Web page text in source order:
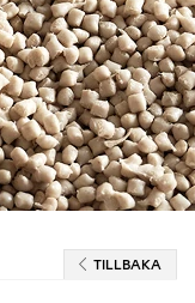
TILLBAKA